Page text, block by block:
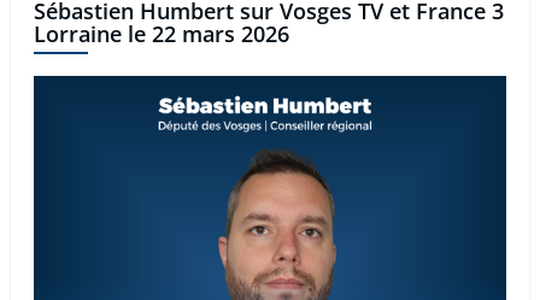
Sébastien Humbert sur Vosges TV et France 3
Lorraine le 22 mars 2026